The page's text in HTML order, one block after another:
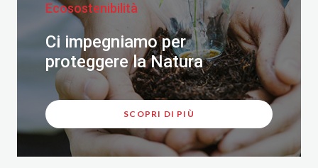
Ecosostenibilità
Ci impegniamo per
proteggere la Natura
SCOPRI DI PIÙ